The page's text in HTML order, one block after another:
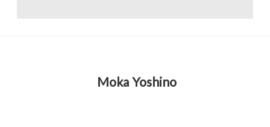
Moka Yoshino